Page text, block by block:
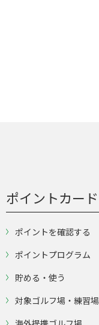
ポイントカード
ポイントを確認する
ポイントプログラム
貯める・使う
対象ゴルフ場・練習場